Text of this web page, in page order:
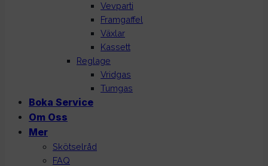
Vevparti
Framgaffel
Växlar
Kassett
Reglage
Vridgas
Tumgas
Boka Service
Om Oss
Mer
Skötselråd
FAQ